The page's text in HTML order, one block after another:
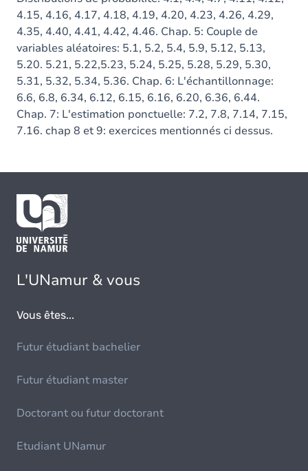
4.15, 4.16, 4.17, 4.18, 4.19, 4.20, 4.23, 4.26, 4.29,
4.35, 4.40, 4.41, 4.42, 4.46. Chap. 5: Couple de
variables aléatoires: 5.1, 5.2, 5.4, 5.9, 5.12, 5.13,
5.20. 5.21, 5.22,5.23, 5.24, 5.25, 5.28, 5.29, 5.30,
5.31, 5.32, 5.34, 5.36. Chap. 6: L'échantillonnage:
6.6, 6.8, 6.34, 6.12, 6.15, 6.16, 6.20, 6.36, 6.44.
Chap. 7: L'estimation ponctuelle: 7.2, 7.8, 7.14, 7.15,
7.16. chap 8 et 9: exercices mentionnés ci dessus.
L'UNamur & vous
Vous êtes...
Futur étudiant bachelier
Futur étudiant master
Doctorant ou futur doctorant
Etudiant UNamur